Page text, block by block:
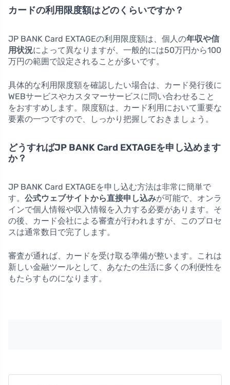
カードの利用限度額はどのくらいですか？
JP BANK Card EXTAGEの利用限度額は、個人の年収や信
用状況によって異なりますが、一般的には50万円から100
万円の範囲で設定されることが多いです。
具体的な利用限度額を確認したい場合は、カード発行後に
WEBサービスやカスタマーサービスに問い合わせること
をおすすめします。限度額は、カード利用において重要な
要素の一つですので、しっかり把握しておきましょう。
どうすればJP BANK Card EXTAGEを申し込めます
か？
JP BANK Card EXTAGEを申し込む方法は非常に簡単で
す。 公式ウェブサイトから直接申し込みが可能で、オンラ
インで個人情報や収入情報を入力する必要があります。そ
の後、カード会社による審査が行われますが、このプロセ
スは通常数日で完了します。
審査が通れば、カードを受け取る準備が整います。これは
新しい金融ツールとして、あなたの生活に多くの利便性を
もたらすものになります。